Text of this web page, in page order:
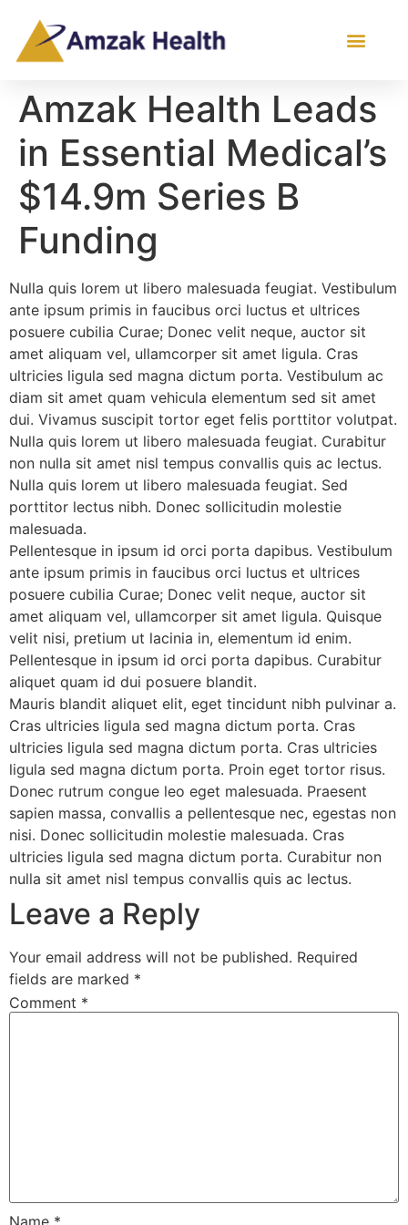
Amzak Health Leads
in Essential Medical’s
$14.9m Series B
Funding
Nulla quis lorem ut libero malesuada feugiat. Vestibulum
ante ipsum primis in faucibus orci luctus et ultrices
posuere cubilia Curae; Donec velit neque, auctor sit
amet aliquam vel, ullamcorper sit amet ligula. Cras
ultricies ligula sed magna dictum porta. Vestibulum ac
diam sit amet quam vehicula elementum sed sit amet
dui. Vivamus suscipit tortor eget felis porttitor volutpat.
Nulla quis lorem ut libero malesuada feugiat. Curabitur
non nulla sit amet nisl tempus convallis quis ac lectus.
Nulla quis lorem ut libero malesuada feugiat. Sed
porttitor lectus nibh. Donec sollicitudin molestie
malesuada.
Pellentesque in ipsum id orci porta dapibus. Vestibulum
ante ipsum primis in faucibus orci luctus et ultrices
posuere cubilia Curae; Donec velit neque, auctor sit
amet aliquam vel, ullamcorper sit amet ligula. Quisque
velit nisi, pretium ut lacinia in, elementum id enim.
Pellentesque in ipsum id orci porta dapibus. Curabitur
aliquet quam id dui posuere blandit.
Mauris blandit aliquet elit, eget tincidunt nibh pulvinar a.
Cras ultricies ligula sed magna dictum porta. Cras
ultricies ligula sed magna dictum porta. Cras ultricies
ligula sed magna dictum porta. Proin eget tortor risus.
Donec rutrum congue leo eget malesuada. Praesent
sapien massa, convallis a pellentesque nec, egestas non
nisi. Donec sollicitudin molestie malesuada. Cras
ultricies ligula sed magna dictum porta. Curabitur non
nulla sit amet nisl tempus convallis quis ac lectus.
Leave a Reply
Your email address will not be published. Required
fields are marked *
Comment *